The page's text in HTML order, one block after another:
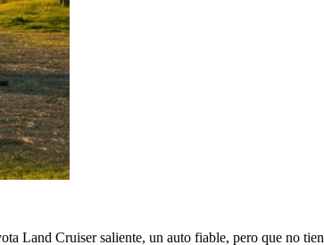
Land Cruiser saliente, un auto fiable, pero que no